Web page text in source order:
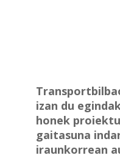
izan du
honek
gaitasuna
iraunkorrean